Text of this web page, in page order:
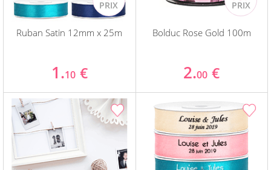
Ruban Satin 12mm x 25m
1.10 €
Bolduc Rose Gold 100m
2.00 €